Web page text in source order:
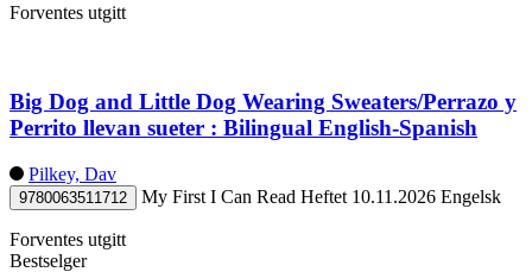
Forventes utgitt
Big Dog and Little Dog Wearing Sweaters/Perrazo y
Perrito llevan sueter : Bilingual English-Spanish
Pilkey, Dav
9780063511712 My First I Can Read Heftet 10.11.2026 Engelsk
Forventes utgitt
Bestselger